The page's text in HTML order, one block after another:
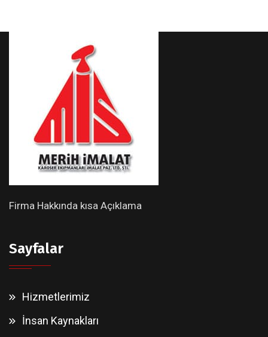
Firma Hakkında kısa Açıklama
Sayfalar
Hizmetlerimiz
İnsan Kaynakları